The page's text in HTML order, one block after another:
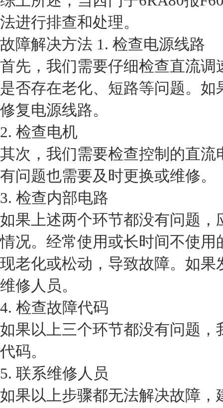
法进行排查和处理。
故障解决方法 1. 检查电源线路
首先，我们需要仔细检查直流
是否存在老化、短路等问题。
修复电源线路。
2. 检查电机
其次，我们需要检查控制的直
有问题也需要及时更换或维修。
3. 检查内部电路
如果上述两个环节都没有问题
情况。经常使用或长时间不使
现老化或松动，导致故障。如
维修人员。
4. 检查故障代码
如果以上三个环节都没有问题
代码。
5. 联系维修人员
如果以上步骤都无法解决故障